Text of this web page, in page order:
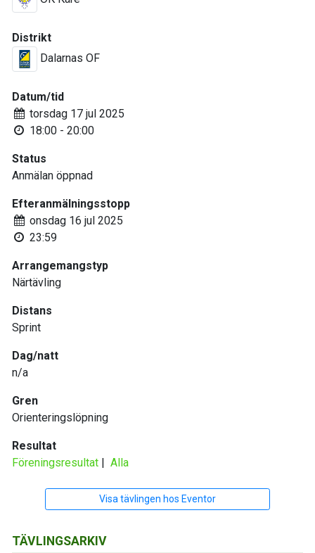
TÄVLINGSARKIV
Distrikt
Dalarnas OF
Datum/tid
torsdag 17 jul 2025
18:00 - 20:00
Status
Anmälan öppnad
Efteranmälningsstopp
onsdag 16 jul 2025
23:59
Arrangemangstyp
Närtävling
Distans
Sprint
Dag/natt
n/a
Gren
Orienteringslöpning
Resultat
Föreningsresultat | Alla
Visa tävlingen hos Eventor